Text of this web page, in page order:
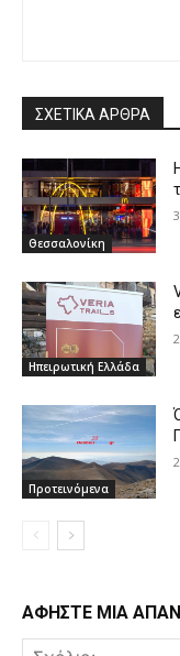
ΣΧΕΤΙΚΑ ΑΡΘΡΑ
Θεσσαλονίκη
Ηπειρωτική Ελλάδα
Προτεινόμενα
ΑΦΗΣΤΕ ΜΙΑ